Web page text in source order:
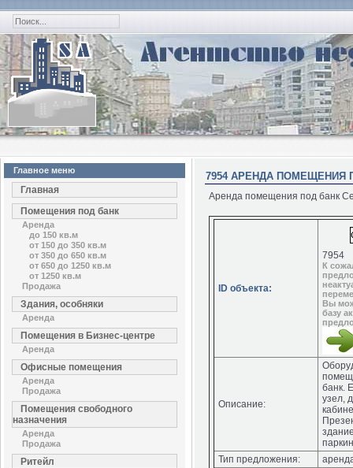
Главное меню
Главная
Помещения под банк
Аренда
до 150 кв.м
от 150 до 350 кв.м
от 350 до 650 кв.м
от 650 до 1250 кв.м
от 1250 кв.м
Продажа
Здания, особняки
Аренда
Помещения в Бизнес-центре
Аренда
Офисные помещения
Аренда
Продажа
Помещения свободного
назначения
Аренда
Продажа
Ритейл
7954 АРЕНДА ПОМЕЩЕНИЯ
Аренда помещения под банк
ID объекта:
7954
К
Вы
базу
Описание:
банк.
узел,
Тип предложения: